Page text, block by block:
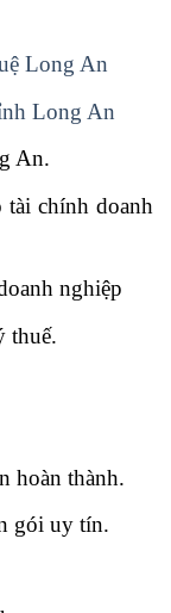
Long An
Long An
An.
tài chính doanh
nghiệp
thuế.
hoàn thành.
gói uy tín.